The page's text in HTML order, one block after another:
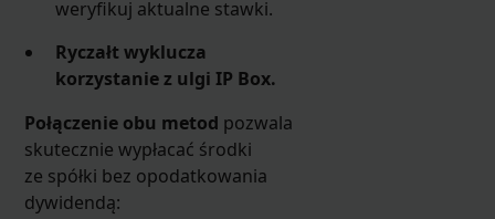
weryfikuj aktualne stawki.
Ryczałt wyklucza
korzystanie z ulgi IP Box.
Połączenie obu metod pozwala
skutecznie wypłacać środki
ze spółki bez opodatkowania
dywidendą: